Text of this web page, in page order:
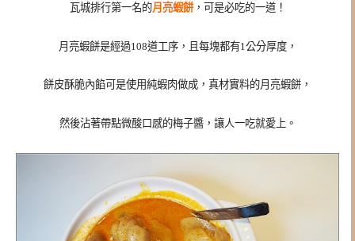
瓦城排行第一名的月亮蝦餅，可是必吃的一道！
月亮蝦餅是經過108道工序，且每塊都有1公分厚度，
餅皮酥脆內餡可是使用純蝦肉做成，真材實料的月亮蝦餅，
然後沾著帶點微酸口感的梅子醬，讓人一吃就愛上。